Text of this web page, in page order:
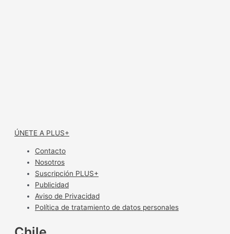
ÚNETE A PLUS+
Contacto
Nosotros
Suscripción PLUS+
Publicidad
Aviso de Privacidad
Política de tratamiento de datos personales